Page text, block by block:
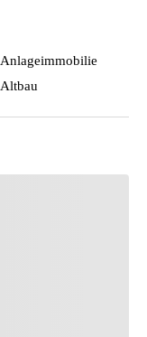
Anlageimmobilie
Altbau